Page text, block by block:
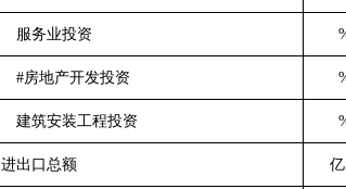
服务业投资
#房地产开发投资
建筑安装工程投资
进出口总额